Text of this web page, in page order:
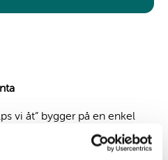
vi åt” bygger på en enkel
stor skillnad när vi alla hjälps
lösningar som gör det